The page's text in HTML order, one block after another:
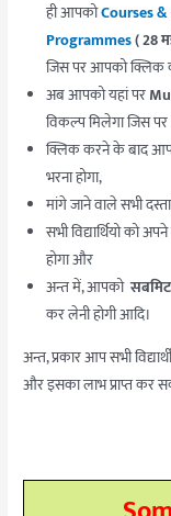
ही आपकोCourses
Programmes( 28
जिस पर आपको क्लिक
अब आपको यहां पर
विकल्प मिलेगा जिस
क्लिक करने के बाद
भरना होगा,
मांगे जाने वाले सभी
सभी विद्यार्थियो को
होगा और
अन्त में, आपकोसबमिट
कर लेनी होगी आदि।
अन्त, प्रकार आप सभी
और इसका लाभ प्राप्त कर